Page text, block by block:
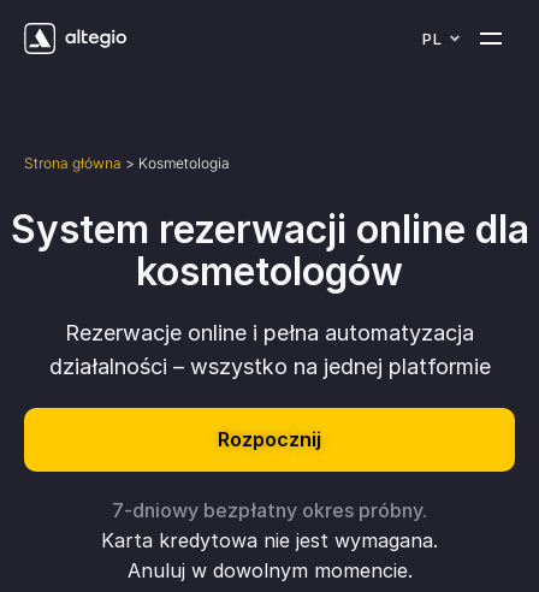
PL
Strona główna > Kosmetologia
System rezerwacji online dla
kosmetologów
Rezerwacje online i pełna automatyzacja
działalności – wszystko na jednej platformie
Rozpocznij
7-dniowy bezpłatny okres próbny.
Karta kredytowa nie jest wymagana.
Anuluj w dowolnym momencie.